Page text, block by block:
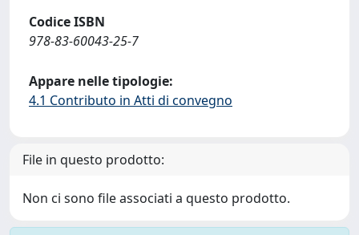
Codice ISBN
978-83-60043-25-7
Appare nelle tipologie:
4.1 Contributo in Atti di convegno
File in questo prodotto:
Non ci sono file associati a questo prodotto.